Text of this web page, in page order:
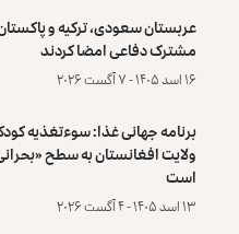
عربستان سعودی، ترکیه و
مشترک دفاعی امضا کردند
۱۶ اسد ۱۴۰۵ - ۷ آگست ۲۰۲۶
ولایت افغانستان به سطح
است
۱۳ اسد ۱۴۰۵ - ۴ آگست ۲۰۲۶